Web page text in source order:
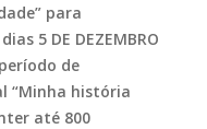
para
5 DE DEZEMBRO
período de
“Minha história
até 800